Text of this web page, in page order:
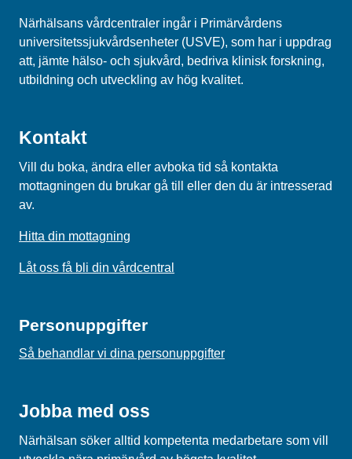
Närhälsans vårdcentraler ingår i Primärvårdens
universitetssjukvårdsenheter (USVE), som har i uppdrag
att, jämte hälso- och sjukvård, bedriva klinisk forskning,
utbildning och utveckling av hög kvalitet.
Kontakt
Vill du boka, ändra eller avboka tid så kontakta
mottagningen du brukar gå till eller den du är intresserad
av.
Hitta din mottagning
Låt oss få bli din vårdcentral
Personuppgifter
Så behandlar vi dina personuppgifter
Jobba med oss
Närhälsan söker alltid kompetenta medarbetare som vill